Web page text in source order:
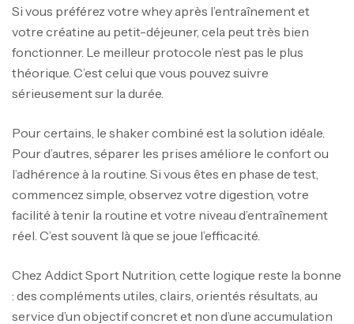
Si vous préférez votre whey après l’entraînement et
votre créatine au petit-déjeuner, cela peut très bien
fonctionner. Le meilleur protocole n’est pas le plus
théorique. C’est celui que vous pouvez suivre
sérieusement sur la durée.
Pour certains, le shaker combiné est la solution idéale.
Pour d’autres, séparer les prises améliore le confort ou
l’adhérence à la routine. Si vous êtes en phase de test,
commencez simple, observez votre digestion, votre
facilité à tenir la routine et votre niveau d’entraînement
réel. C’est souvent là que se joue l’efficacité.
Chez Addict Sport Nutrition, cette logique reste la bonne
: des compléments utiles, clairs, orientés résultats, au
service d’un objectif concret et non d’une accumulation